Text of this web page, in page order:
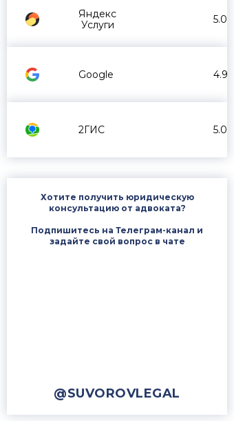
Яндекс
Услуги
5.0
Google 4.9
2ГИС 5.0
Хотите получить юридическую
консультацию от адвоката?
Подпишитесь на Телеграм-канал и
задайте свой вопрос в чате
@SUVOROVLEGAL